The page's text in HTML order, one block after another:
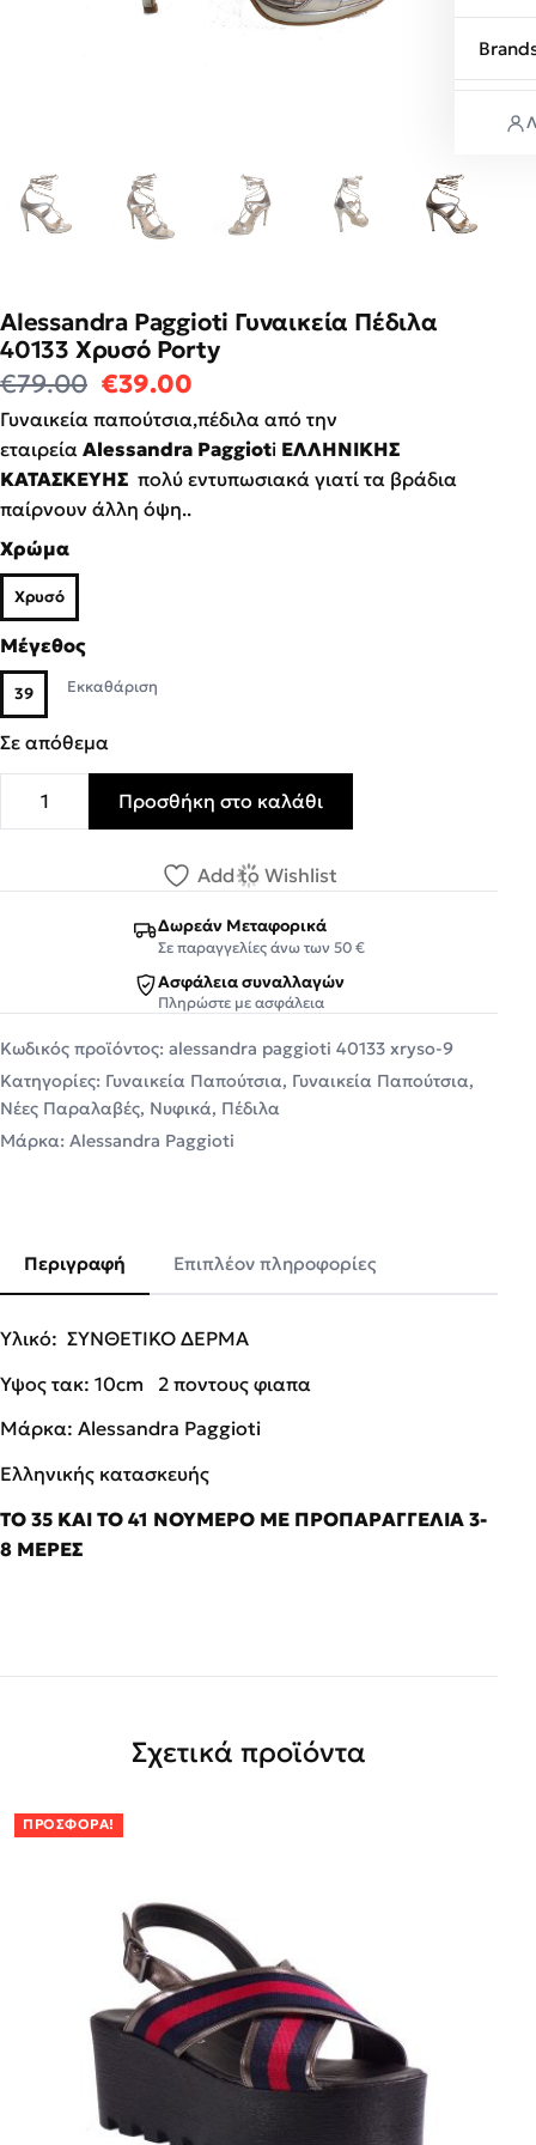
Alessandra Paggioti Γυναικεία Πέδιλα
40133 Χρυσό Porty
€79.00 Original price was: €79.00.
€39.00
Γυναικεία παπούτσια,πέδιλα από την
εταιρεία Alessandra Paggioti ΕΛΛΗΝΙΚΗΣ
ΚΑΤΑΣΚΕΥΗΣ πολύ εντυπωσιακά γιατί τα βράδια
παίρνουν άλλη όψη..
Χρώμα
Χρυσό
Μέγεθος
39 Εκκαθάριση
Σε απόθεμα
Alessandra Paggioti Γυναικεία Πέδιλα 40133 Χρυσό Porty
Προσθήκη στο καλάθι
Add to Wishlist
Δωρεάν Μεταφορικά
Σε παραγγελίες άνω των 50 €
Ασφάλεια συναλλαγών
Πληρώστε με ασφάλεια
Κωδικός προϊόντος: alessandra paggioti 40133 xryso-9
Κατηγορίες: Γυναικεία Παπούτσια, Γυναικεία Παπούτσια,
Νέες Παραλαβές, Νυφικά, Πέδιλα
Μάρκα: Alessandra Paggioti
Περιγραφή Επιπλέον πληροφορίες
Υλικό: ΣΥΝΘΕΤΙΚΟ ΔΕΡΜΑ
Ύψος τακ: 10cm 2 ποντους φιαπα
Μάρκα: Alessandra Paggioti
Ελληνικής κατασκευής
ΤΟ 35 ΚΑΙ ΤΟ 41 ΝΟΥΜΕΡΟ ΜΕ ΠΡΟΠΑΡΑΓΓΕΛΙΑ 3-
8 ΜΕΡΕΣ
Σχετικά προϊόντα
ΠΡΟΣΦΟΡΆ!